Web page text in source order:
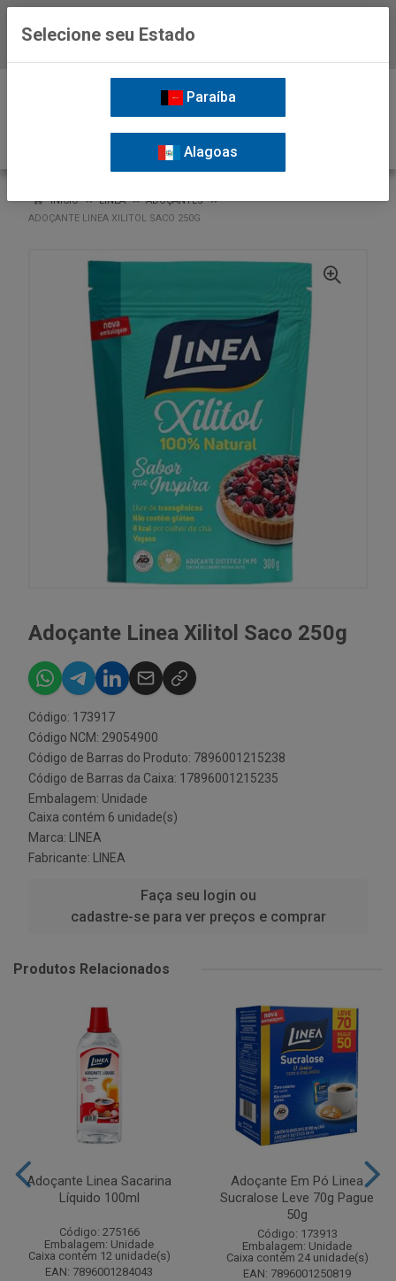
INÍCIO LINEA
ADOÇANTES
ADOÇANTE LINEA XILITOL SACO 250G
Adoçante Linea Xilitol Saco 250g
Código: 173917
Código NCM: 29054900
Código de Barras do Produto: 7896001215238
Código de Barras da Caixa: 17896001215235
Embalagem: Unidade
Caixa contém 6 unidade(s)
Marca:
LINEA
Fabricante:
LINEA
Faça seu login ou
cadastre-se para ver preços e comprar
Produtos Relacionados
Adoçante Linea Sacarina
Líquido 100ml
Código: 275166
Embalagem: Unidade
Caixa contém 12 unidade(s)
EAN: 7896001284043
Adoçante Em Pó Linea
Sucralose Leve 70g Pague
50g
Código: 173913
Embalagem: Unidade
Caixa contém 24 unidade(s)
EAN: 7896001250819
Selecione seu Estado
Paraíba
Alagoas